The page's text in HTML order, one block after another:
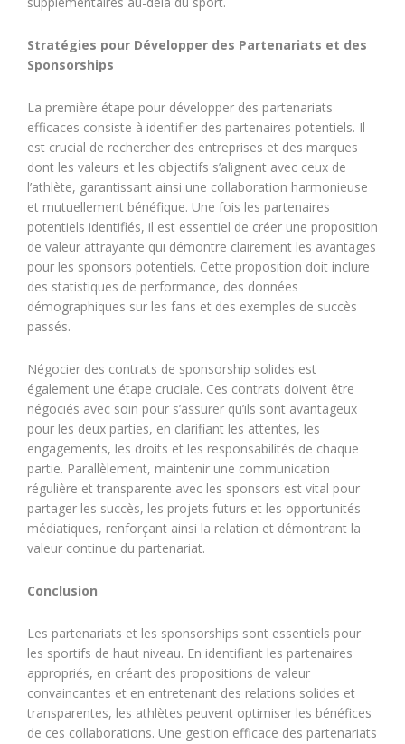
Stratégies pour Développer des Partenariats et des
Sponsorships
La première étape pour développer des partenariats
efficaces consiste à identifier des partenaires potentiels. Il
est crucial de rechercher des entreprises et des marques
dont les valeurs et les objectifs s’alignent avec ceux de
l’athlète, garantissant ainsi une collaboration harmonieuse
et mutuellement bénéfique. Une fois les partenaires
potentiels identifiés, il est essentiel de créer une proposition
de valeur attrayante qui démontre clairement les avantages
pour les sponsors potentiels. Cette proposition doit inclure
des statistiques de performance, des données
démographiques sur les fans et des exemples de succès
passés.
Négocier des contrats de sponsorship solides est
également une étape cruciale. Ces contrats doivent être
négociés avec soin pour s’assurer qu’ils sont avantageux
pour les deux parties, en clarifiant les attentes, les
engagements, les droits et les responsabilités de chaque
partie. Parallèlement, maintenir une communication
régulière et transparente avec les sponsors est vital pour
partager les succès, les projets futurs et les opportunités
médiatiques, renforçant ainsi la relation et démontrant la
valeur continue du partenariat.
Conclusion
Les partenariats et les sponsorships sont essentiels pour
les sportifs de haut niveau. En identifiant les partenaires
appropriés, en créant des propositions de valeur
convaincantes et en entretenant des relations solides et
transparentes, les athlètes peuvent optimiser les bénéfices
de ces collaborations. Une gestion efficace des partenariats